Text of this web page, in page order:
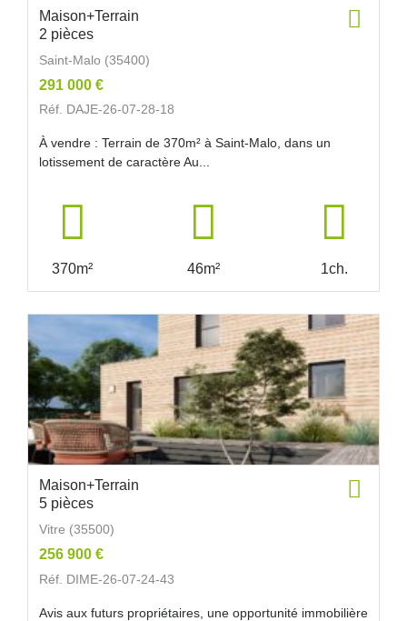
Maison+Terrain
2 pièces
Saint-Malo (35400)
291 000 €
Réf. DAJE-26-07-28-18
À vendre : Terrain de 370m² à Saint-Malo, dans un
lotissement de caractère Au...
370m² 46m² 1ch.
Maison+Terrain
5 pièces
Vitre (35500)
256 900 €
Réf. DIME-26-07-24-43
Avis aux futurs propriétaires, une opportunité immobilière